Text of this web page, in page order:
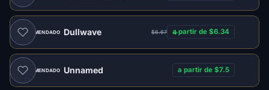
RECOMENDADO Dullwave $6.67 a partir de $6.34
RECOMENDADO Unnamed a partir de $7.5